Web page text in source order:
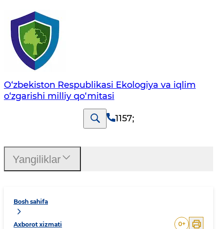
O‘zbekiston Respublikasi Ekologiya va iqlim
o‘zgarishi milliy qo‘mitasi
1157;
Bosh sahifa
Axborot xizmati 0+
Yangiliklar